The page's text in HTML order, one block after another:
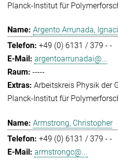
Planck-Institut für
Argento Arrunada,
+49 (0) 6131 / 379 - -
argentoarrunadai@...
-----
Arbeitskreis Physik der
Planck-Institut für
Armstrong, Christopher
+49 (0) 6131 / 379 - -
armstrongc@...